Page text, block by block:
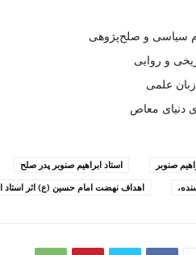
سیاسی و صلح‌پژوهی
و روایی
زبان علمی
دنیای معاص
صنوبر استاد ابراهیم صنوبر پدر صلح
اهداف نهضت امام حسین (ع) اثر استاد